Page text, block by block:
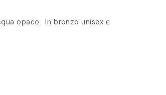
opaco. In bronzo unisex e